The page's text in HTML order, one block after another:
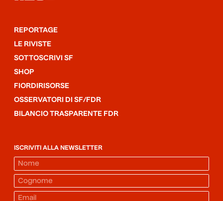
REPORTAGE
LE RIVISTE
SOTTOSCRIVI SF
SHOP
FIORDIRISORSE
OSSERVATORI DI SF/FDR
BILANCIO TRASPARENTE FDR
ISCRIVITI ALLA NEWSLETTER